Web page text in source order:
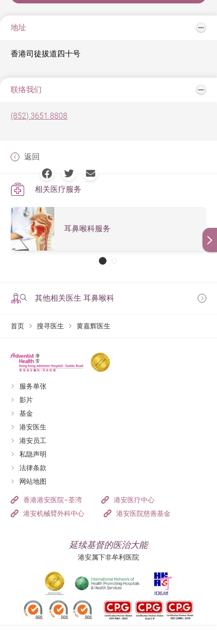
地址
香港司徒拔道四十号
联络我们
(852) 3651 8808
返回
相关医疗服务
耳鼻喉科服务
其他相关医生 耳鼻喉科
首页 搜寻医生 黄嘉辉医生
服务单张
影片
基金
港安医生
港安员工
私隐声明
法律条款
网站地图
香港港安医院–荃湾
港安医疗中心
港安机械臂外科中心
港安医院慈善基金
延续基督的医治大能
港安属下非牟利医院